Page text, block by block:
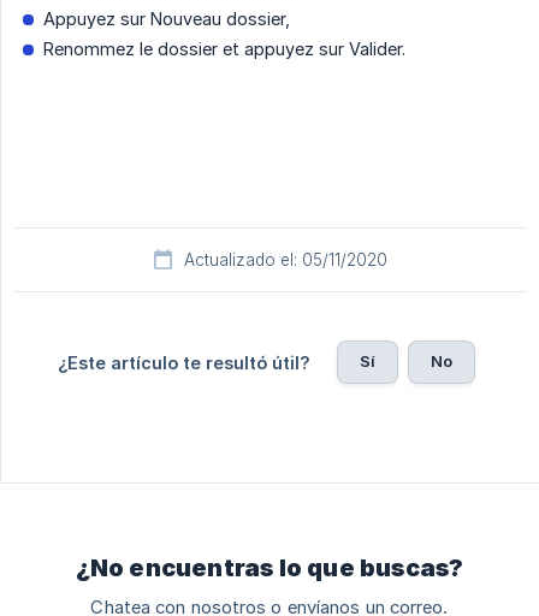
Appuyez sur Nouveau dossier,
Renommez le dossier et appuyez sur Valider.
Actualizado el: 05/11/2020
¿Este artículo te resultó útil? Sí No
¿No encuentras lo que buscas?
Chatea con nosotros o envíanos un correo.